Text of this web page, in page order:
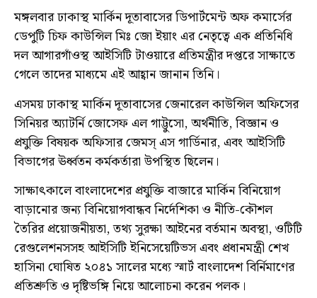
মঙ্গলবার ঢাকাস্থ মার্কিন দূতাবাসের ডিপার্টমেন্ট অফ কমার্সের
ডেপুটি চিফ কাউন্সিল মিঃ জো ইয়াং এর নেতৃত্বে এক প্রতিনিধি
দল আগারগাঁওস্থ আইসিটি টাওয়ারে প্রতিমন্ত্রীর দপ্তরে সাক্ষাতে
গেলে তাদের মাধ্যমে এই আহ্বান জানান তিনি।
এসময় ঢাকাস্থ মার্কিন দূতাবাসের জেনারেল কাউন্সিল অফিসের
সিনিয়র অ্যাটর্নি জোসেফ এল গাট্টুসো, অর্থনীতি, বিজ্ঞান ও
প্রযুক্তি বিষয়ক অফিসার জেমস্ এস গার্ডিনার, এবং আইসিটি
বিভাগের ঊর্ধ্বতন কর্মকর্তারা উপস্থিত ছিলেন।
সাক্ষাৎকালে বাংলাদেশের প্রযুক্তি বাজারে মার্কিন বিনিয়োগ
বাড়ানোর জন্য বিনিয়োগবান্ধব নির্দেশিকা ও নীতি-কৌশল
তৈরির প্রয়োজনীয়তা, তথ্য সুরক্ষা আইনের বর্তমান অবস্থা, ওটিটি
রেগুলেশনসসহ আইসিটি ইনিসেয়েটিভস এবং প্রধানমন্ত্রী শেখ
হাসিনা ঘোষিত ২০৪১ সালের মধ্যে স্মার্ট বাংলাদেশ বির্নিমাণের
প্রতিশ্রুতি ও দৃষ্টিভঙ্গি নিয়ে আলোচনা করেন পলক।